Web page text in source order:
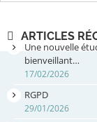
ARTICLES
Une nouvelle
bienveillant…
17/02/2026
RGPD
29/01/2026